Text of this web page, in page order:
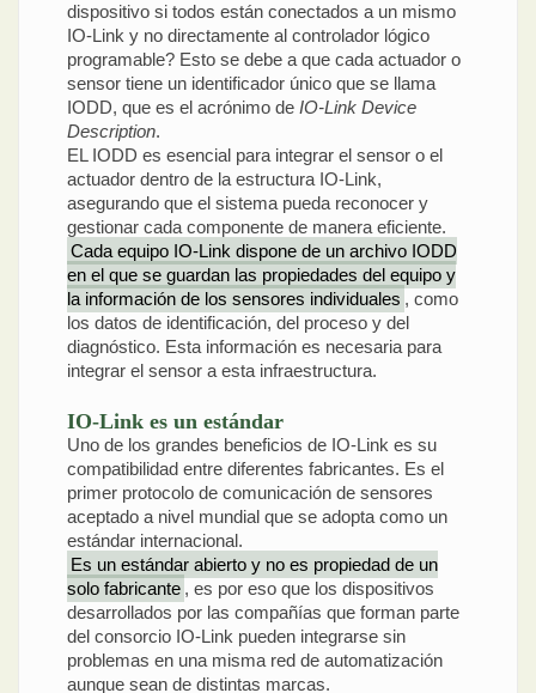
dispositivo si todos están conectados a un mismo
IO-Link y no directamente al controlador lógico
programable? Esto se debe a que cada actuador o
sensor tiene un identificador único que se llama
IODD, que es el acrónimo de IO-Link Device
Description.
EL IODD es esencial para integrar el sensor o el
actuador dentro de la estructura IO-Link,
asegurando que el sistema pueda reconocer y
gestionar cada componente de manera eficiente.
Cada equipo IO-Link dispone de un archivo IODD
en el que se guardan las propiedades del equipo y
la información de los sensores individuales , como
los datos de identificación, del proceso y del
diagnóstico. Esta información es necesaria para
integrar el sensor a esta infraestructura.
IO-Link es un estándar
Uno de los grandes beneficios de IO-Link es su
compatibilidad entre diferentes fabricantes. Es el
primer protocolo de comunicación de sensores
aceptado a nivel mundial que se adopta como un
estándar internacional.
Es un estándar abierto y no es propiedad de un
solo fabricante , es por eso que los dispositivos
desarrollados por las compañías que forman parte
del consorcio IO-Link pueden integrarse sin
problemas en una misma red de automatización
aunque sean de distintas marcas.